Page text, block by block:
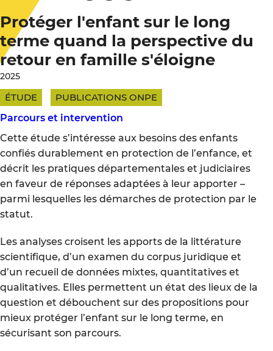
Protéger l'enfant sur le long
terme quand la perspective du
retour en famille s'éloigne
2025
ÉTUDE
PUBLICATIONS ONPE
Parcours et intervention
Cette étude s’intéresse aux besoins des enfants
confiés durablement en protection de l’enfance, et
décrit les pratiques départementales et judiciaires
en faveur de réponses adaptées à leur apporter –
parmi lesquelles les démarches de protection par le
statut.
Les analyses croisent les apports de la littérature
scientifique, d’un examen du corpus juridique et
d’un recueil de données mixtes, quantitatives et
qualitatives. Elles permettent un état des lieux de la
question et débouchent sur des propositions pour
mieux protéger l’enfant sur le long terme, en
sécurisant son parcours.